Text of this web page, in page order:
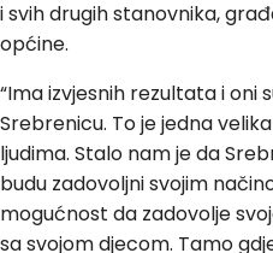
i svih drugih stanovnika,
općine.
“Ima izvjesnih rezultata i oni
Srebrenicu. To je jedna
ljudima. Stalo nam je da
budu zadovoljni svojim
mogućnost da zadovolje
sa svojom djecom. Tamo